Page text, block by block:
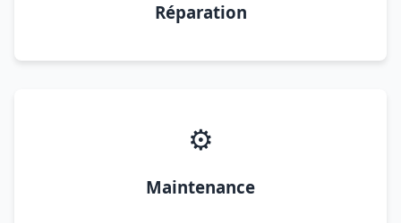
Réparation
⚙️
Maintenance